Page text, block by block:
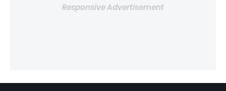
Responsive Advertisement